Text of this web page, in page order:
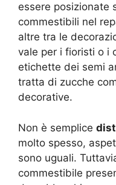
essere posizionate
commestibili nel
altre tra le
vale per i fioristi o i
etichette dei semi
tratta di zucche
decorative.
Non è semplice
molto spesso,
sono uguali.
commestibile